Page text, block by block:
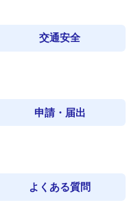
交通安全
申請・届出
よくある質問